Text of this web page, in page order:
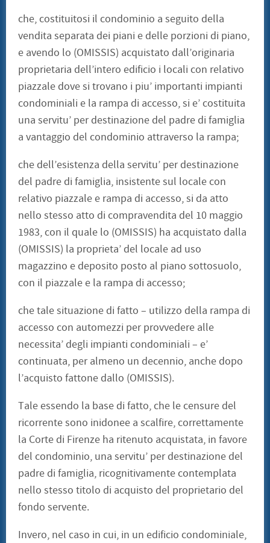
che, costituitosi il condominio a seguito della
vendita separata dei piani e delle porzioni di piano,
e avendo lo (OMISSIS) acquistato dall’originaria
proprietaria dell’intero edificio i locali con relativo
piazzale dove si trovano i piu’ importanti impianti
condominiali e la rampa di accesso, si e’ costituita
una servitu’ per destinazione del padre di famiglia
a vantaggio del condominio attraverso la rampa;
che dell’esistenza della servitu’ per destinazione
del padre di famiglia, insistente sul locale con
relativo piazzale e rampa di accesso, si da atto
nello stesso atto di compravendita del 10 maggio
1983, con il quale lo (OMISSIS) ha acquistato dalla
(OMISSIS) la proprieta’ del locale ad uso
magazzino e deposito posto al piano sottosuolo,
con il piazzale e la rampa di accesso;
che tale situazione di fatto – utilizzo della rampa di
accesso con automezzi per provvedere alle
necessita’ degli impianti condominiali – e’
continuata, per almeno un decennio, anche dopo
l’acquisto fattone dallo (OMISSIS).
Tale essendo la base di fatto, che le censure del
ricorrente sono inidonee a scalfire, correttamente
la Corte di Firenze ha ritenuto acquistata, in favore
del condominio, una servitu’ per destinazione del
padre di famiglia, ricognitivamente contemplata
nello stesso titolo di acquisto del proprietario del
fondo servente.
Invero, nel caso in cui, in un edificio condominiale,